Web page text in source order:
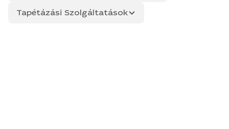
Tapétázási Szolgáltatások